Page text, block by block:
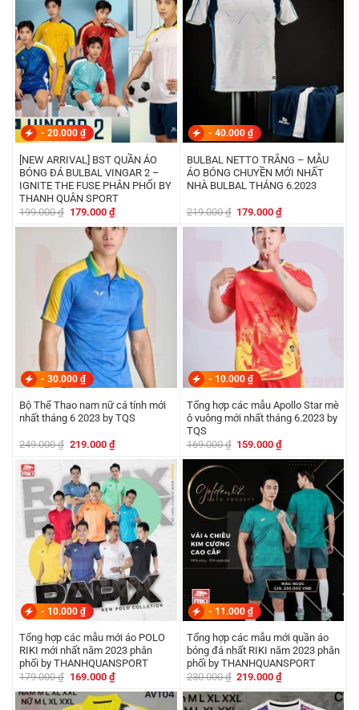
169.000 ₫.
179.000 ₫.
- 20.000 ₫
[NEW ARRIVAL] BST QUẦN ÁO
BÓNG ĐÁ BULBAL VINGAR 2 –
IGNITE THE FUSE PHÂN PHỐI BY
THANH QUÂN SPORT
199.000₫ Giá
là:
199.000 ₫.
179.000 ₫Giá
hiện
tại
là:
179.000 ₫.
- 40.000 ₫
BULBAL NETTO TRẮNG – MẪU
ÁO BÓNG CHUYỀN MỚI NHẤT
NHÀ BULBAL THÁNG 6.2023
219.000₫ Giá
là:
219.000 ₫.
179.000₫Giá
tại
là:
- 30.000 ₫
Bộ Thể Thao nam nữ cá tính mới
nhất tháng 6 2023 by TQS
249.000₫ Giá
là:
249.000 ₫.
219.000 ₫Giá
hiện
tại
là:
219.000 ₫.
- 10.000 ₫
Tổng hợp các mẫu Apollo Star mè
ô vuông mới nhất tháng 6.2023 by
TQS
169.000₫ Giá
là:
159.000₫Giá
tại
159.000 ₫.
- 10.000 ₫
Tổng hợp các mẫu mới áo POLO
RIKI mới nhất năm 2023 phân
phối by THANHQUANSPORT
179.000₫ Giá
là:
179.000 ₫.
169.000 ₫Giá
hiện
tại
là:
- 11.000 ₫
Tổng hợp các mẫu mới quần áo
bóng đá nhất RIKI năm 2023 phân
phối by THANHQUANSPORT
230.000₫ Giá
là:
230.000 ₫.
219.000₫Giá
tại
là: